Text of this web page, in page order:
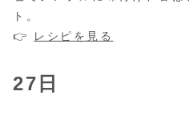
ト。
👉
レシピを見る
27日